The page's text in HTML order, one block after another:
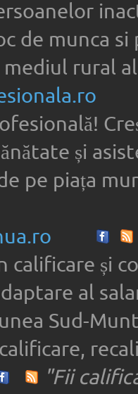
de munca
rural
și
pe piața
calificare și
al
Sud-
"Fii